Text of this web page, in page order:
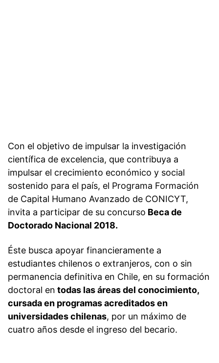
Con el objetivo de impulsar la investigación
científica de excelencia, que contribuya a
impulsar el crecimiento económico y social
sostenido para el país, el Programa Formación
de Capital Humano Avanzado de CONICYT,
invita a participar de su concurso Beca de
Doctorado Nacional 2018.
Éste busca apoyar financieramente a
estudiantes chilenos o extranjeros, con o sin
permanencia definitiva en Chile, en su formación
doctoral en todas las áreas del conocimiento,
cursada en programas acreditados en
universidades chilenas, por un máximo de
cuatro años desde el ingreso del becario.